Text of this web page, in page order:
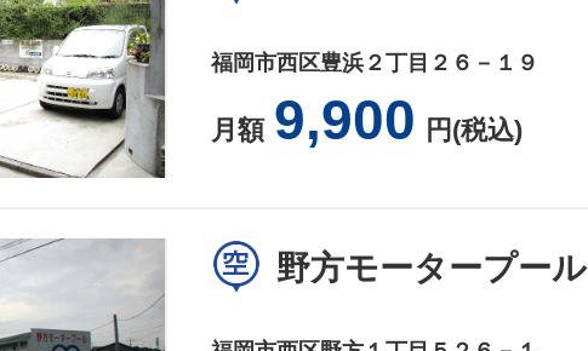
福岡市西区豊浜２丁目２６－１９
月額 9,900 円(税込)
野方モータープール